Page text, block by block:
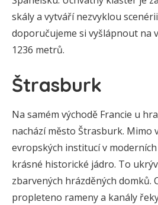
skály a vytváří nezvyklou
doporučujeme si vyšlápnout na
1236 metrů.
Štrasburk
Na samém východě Francie u
nachází město Štrasburk. Mimo
evropských institucí v
krásné historické jádro. To
zbarvených hrázděných domků.
propleteno rameny a kanály